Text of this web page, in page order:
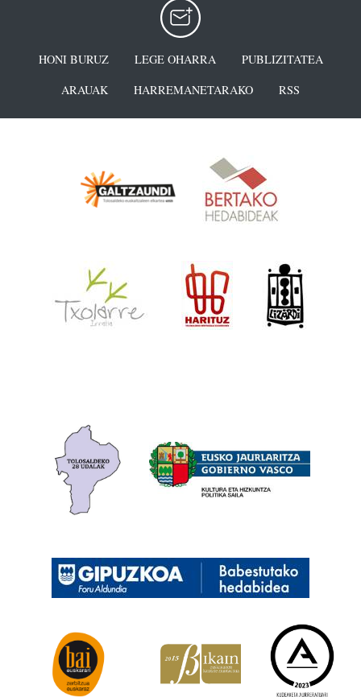
HONI BURUZ LEGE OHARRA
PUBLIZITATEA
ARAUAK
HARREMANETARAKO RSS